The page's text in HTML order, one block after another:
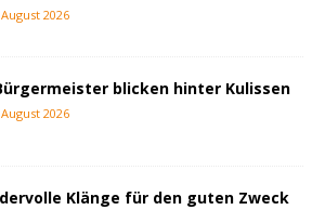
2026
blicken hinter Kulissen
2026
Klänge für den guten Zweck